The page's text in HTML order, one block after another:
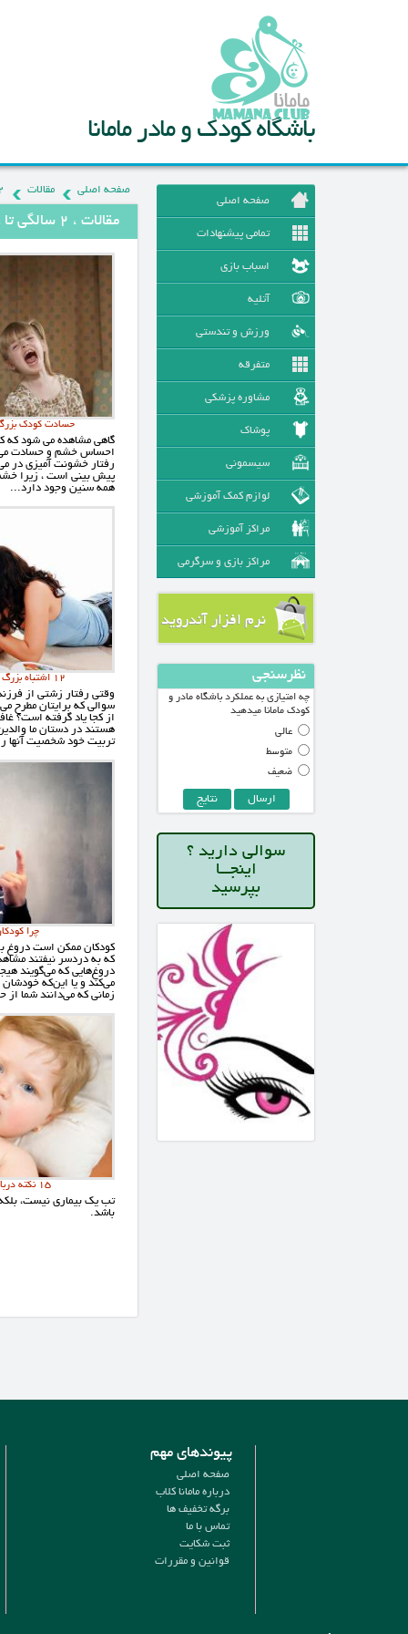
باشگاه کودک و مادر مامانا
صفحه اصلی مقالات 2
مقالات ، 2 سالگی تا 5 سالگی
حسادت کودک
گاهی مشاهده می شود که
احساس خشم و حسادت
رفتار خشونت آمیزی در
پیش بینی است ، زیرا
همه سنین وجود دارد...
12 اشتباه بزرگ والدین در تربیت کودکان
وقتی رفتار زشتی از
سوالی که برایتان مطرح
از کجا یاد گرفته است؟
هستند در دستان ما
تربیت خود شخصیت آنها
چرا
کودکان ممکن است دروغ
که به دردسر نیفتند
دروغ‌هایی که می‌گویند
می‌کند و یا این‌که
زمانی که می‌دانند شما از
15 نکته درباره کاهش تب کودکان
تب یک بیماری نیست،
باشد.
صفحه اصلی
تمامی پیشنهادات
اسباب بازی
آتلیه
ورزش و تندستی
متفرقه
مشاوره پزشکی
پوشاک
سیسمونی
لوازم کمک آموزشی
مراکز آموزشی
مراکز بازی و سرگرمی
نرم افزار آندروید
نظرسنجی
چه امتیازی به عملکرد باشگاه مادر و
کودک مامانا میدهید
عالی
متوسط
ضعیف
سوالی دارید ؟
اینجــا
بپرسید
پیوندهای مهم
صفحه اصلی
درباره مامانا کلاب
برگه تخفیف ها
تماس با ما
ثبت شکایت
قوانین و مقررات